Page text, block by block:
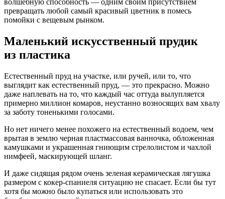
волшебную способность — одним своим присутствием
превращать любой самый красивый цветник в помесь
помойки с вещевым рынком.
Маленький искусственный прудик
из пластика
Естественный пруд на участке, или ручей, или то, что
выглядит как естественный пруд, — это прекрасно. Можно
даже наплевать на то, что каждый час оттуда вылупляется
примерно миллион комаров, неустанно возносящих вам хвалу
за заботу тоненькими голосами.
Но нет ничего менее похожего на естественный водоем, чем
врытая в землю черная пластмассовая ванночка, обложенная
камушками и украшенная гниющим стрелолистом и чахлой
нимфеей, маскирующей шланг.
И даже сидящая рядом очень зеленая керамическая лягушка
размером с кокер-спаниеля ситуацию не спасает. Если бы тут
хотя бы можно было купаться или использовать это